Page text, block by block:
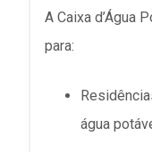
A Caixa d’Água
para:
água